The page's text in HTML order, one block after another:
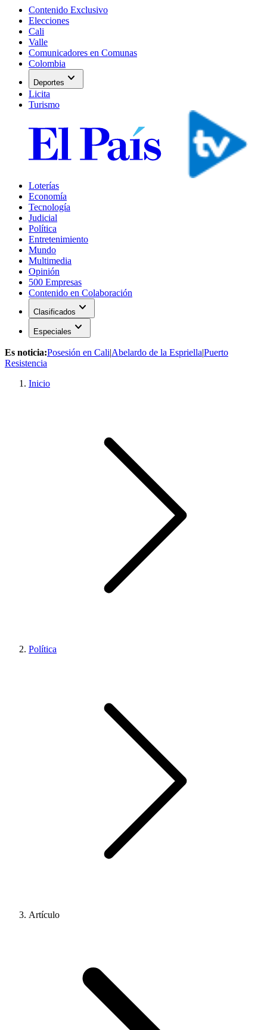
Contenido Exclusivo
Elecciones
Cali
Valle
Comunicadores en Comunas
Colombia
Deportes expand_more
Licita
Turismo
Loterías
Economía
Tecnología
Judicial
Política
Entretenimiento
Mundo
Multimedia
Opinión
500 Empresas
Contenido en Colaboración
Clasificados expand_more
Especiales expand_more
Es noticia:Posesión en Cali|Abelardo de la Espriella|Puerto
Resistencia
Inicio
Política
Artículo